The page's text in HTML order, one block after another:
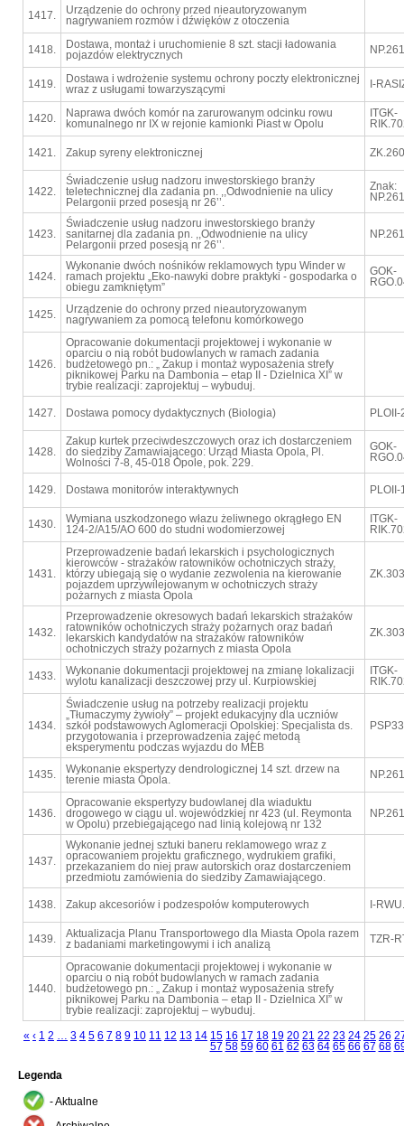
1417.
Urządzenie do ochrony przed nieautoryzowanym
nagrywaniem rozmów i dźwięków z otoczenia
1418.
Dostawa, montaż i uruchomienie 8 szt. stacji ładowania
pojazdów elektrycznych
1419.
Dostawa i wdrożenie systemu ochrony poczty elektronicznej
wraz z usługami towarzyszącymi
I-
1420.
Naprawa dwóch komór na zarurowanym odcinku rowu
komunalnego nr IX w rejonie kamionki Piast w Opolu
ITGK-
1421. Zakup syreny elektronicznej
1422.
Świadczenie usług nadzoru inwestorskiego branży
teletechnicznej dla zadania pn. ,,Odwodnienie na ulicy
Pelargonii przed posesją nr 26’’.
Znak:
1423.
Świadczenie usług nadzoru inwestorskiego branży
sanitarnej dla zadania pn. ,,Odwodnienie na ulicy
Pelargonii przed posesją nr 26’’.
1424.
Wykonanie dwóch nośników reklamowych typu Winder w
ramach projektu „Eko-nawyki dobre praktyki - gospodarka o
obiegu zamkniętym”
GOK-
1425.
Urządzenie do ochrony przed nieautoryzowanym
nagrywaniem za pomocą telefonu komórkowego
1426.
Opracowanie dokumentacji projektowej i wykonanie w
oparciu o nią robót budowlanych w ramach zadania
budżetowego pn.: „ Zakup i montaż wyposażenia strefy
piknikowej Parku na Dambonia – etap II - Dzielnica XI” w
trybie realizacji: zaprojektuj – wybuduj.
1427. Dostawa pomocy dydaktycznych (Biologia)
1428.
Zakup kurtek przeciwdeszczowych oraz ich dostarczeniem
do siedziby Zamawiającego: Urząd Miasta Opola, Pl.
Wolności 7-8, 45-018 Opole, pok. 229.
GOK-
1429. Dostawa monitorów interaktywnych
1430.
Wymiana uszkodzonego włazu żeliwnego okrągłego EN
124-2/A15/AO 600 do studni wodomierzowej
ITGK-
1431.
Przeprowadzenie badań lekarskich i psychologicznych
kierowców - strażaków ratowników ochotniczych straży,
którzy ubiegają się o wydanie zezwolenia na kierowanie
pojazdem uprzywilejowanym w ochotniczych straży
pożarnych z miasta Opola
1432.
Przeprowadzenie okresowych badań lekarskich strażaków
ratowników ochotniczych straży pożarnych oraz badań
lekarskich kandydatów na strażaków ratowników
ochotniczych straży pożarnych z miasta Opola
1433.
Wykonanie dokumentacji projektowej na zmianę lokalizacji
wylotu kanalizacji deszczowej przy ul. Kurpiowskiej
ITGK-
1434.
Świadczenie usług na potrzeby realizacji projektu
„Tłumaczymy żywioły” – projekt edukacyjny dla uczniów
szkół podstawowych Aglomeracji Opolskiej: Specjalista ds.
przygotowania i przeprowadzenia zajęć metodą
eksperymentu podczas wyjazdu do MEB
1435.
Wykonanie ekspertyzy dendrologicznej 14 szt. drzew na
terenie miasta Opola.
1436.
Opracowanie ekspertyzy budowlanej dla wiaduktu
drogowego w ciągu ul. wojewódzkiej nr 423 (ul. Reymonta
w Opolu) przebiegającego nad linią kolejową nr 132
1437.
Wykonanie jednej sztuki baneru reklamowego wraz z
opracowaniem projektu graficznego, wydrukiem grafiki,
przekazaniem do niej praw autorskich oraz dostarczeniem
przedmiotu zamówienia do siedziby Zamawiającego.
1438. Zakup akcesoriów i podzespołów komputerowych I-
1439.
Aktualizacja Planu Transportowego dla Miasta Opola razem
z badaniami marketingowymi i ich analizą
TZR-
1440.
Opracowanie dokumentacji projektowej i wykonanie w
oparciu o nią robót budowlanych w ramach zadania
budżetowego pn.: „ Zakup i montaż wyposażenia strefy
piknikowej Parku na Dambonia – etap II - Dzielnica XI” w
trybie realizacji: zaprojektuj – wybuduj.
« ‹ 1 2 … 3 4 5 6 7 8 9 10 11 12 13 14 15 16 17 18 19 20 21 22 23 24 25 26
57 58 59 60 61 62 63 64 65 66 67 68
Legenda
- Aktualne